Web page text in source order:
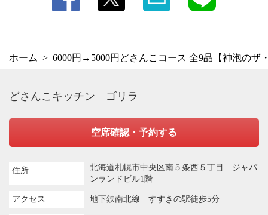
いいちこ、和ら麦、大隅 【泡盛】残波 【しそ】鍛高譚
ホーム 6000円→5000円どさんこコース 全9品【神泡のザ
どさんこキッチン ゴリラ
空席確認・予約する
住所
北海道札幌市中央区南５条西５丁目 ジャパ
ンランドビル1階
アクセス 地下鉄南北線 すすきの駅徒歩5分